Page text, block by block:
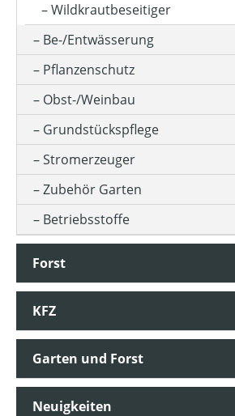
MOTORLEISTUNG (IN PS)
MOTORLEISTUNG (IN WATT)
MOTORLEISTUNG (IN KW)
MOTORTYP
NENNSPANNUNG (IN V)
SCHALLDRUCKPEGEL AM OHR (IN
SCHALLLEISTUNGSPEGEL (IN
Wildkrautbeseitiger
Be-/Entwässerung
Pflanzenschutz
Obst-/Weinbau
Grundstückspflege
Stromerzeuger
Zubehör Garten
Betriebsstoffe
Forst
KFZ
Garten und Forst
Neuigkeiten